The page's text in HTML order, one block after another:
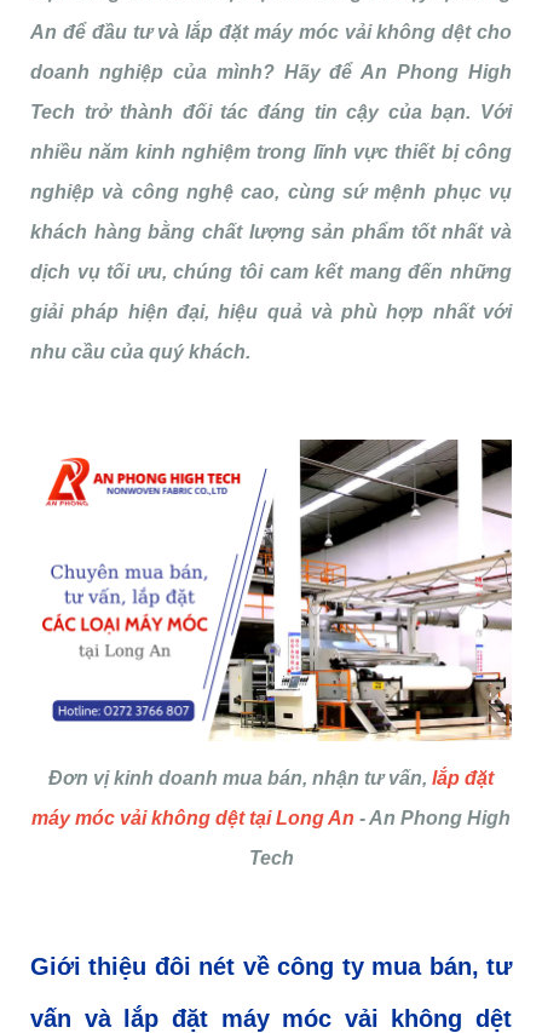
An để đầu tư và lắp đặt máy móc vải không dệt cho
doanh nghiệp của mình? Hãy để An Phong High
Tech trở thành đối tác đáng tin cậy của bạn. Với
nhiều năm kinh nghiệm trong lĩnh vực thiết bị công
nghiệp và công nghệ cao, cùng sứ mệnh phục vụ
khách hàng bằng chất lượng sản phẩm tốt nhất và
dịch vụ tối ưu, chúng tôi cam kết mang đến những
giải pháp hiện đại, hiệu quả và phù hợp nhất với
nhu cầu của quý khách.
Đơn vị kinh doanh mua bán, nhận tư vấn, lắp đặt
máy móc vải không dệt tại Long An - An Phong High
Tech
Giới thiệu đôi nét về công ty mua bán, tư
vấn và lắp đặt máy móc vải không dệt